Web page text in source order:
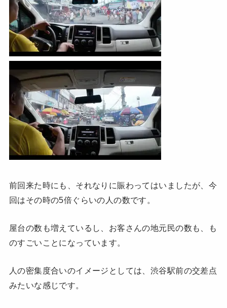
前回来た時にも、それなりに賑わってはいましたが、今
回はその時の5倍ぐらいの人の数です。
屋台の数も増えているし、お客さんの地元民の数も、も
のすごいことになっています。
人の密集度合いのイメージとしては、渋谷駅前の交差点
みたいな感じです。